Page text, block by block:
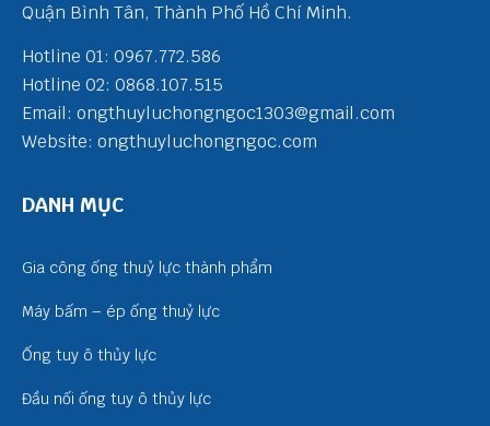
Quận Bình Tân, Thành Phố Hồ Chí Minh.
Hotline 01: 0967.772.586
Hotline 02: 0868.107.515
Email: ongthuyluchongngoc1303@gmail.com
Website: ongthuyluchongngoc.com
DANH MỤC
Gia công ống thuỷ lực thành phẩm
Máy bấm – ép ống thuỷ lực
Ống tuy ô thủy lực
Đầu nối ống tuy ô thủy lực